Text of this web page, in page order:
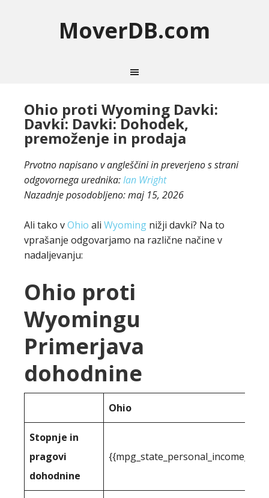
MoverDB.com
Ohio proti Wyoming Davki:
Davki: Davki: Dohodek,
premoženje in prodaja
Prvotno napisano v angleščini in preverjeno s strani
odgovornega urednika:Ian Wright
Nazadnje posodobljeno:maj 15, 2026
Ali tako vOhio ali Wyoming nižji davki? Na to
vprašanje odgovarjamo na različne načine v
nadaljevanju:
Ohio proti
Wyomingu
Primerjava
dohodnine
Ohio
Stopnje in
pragovi
dohodnine
{{mpg_state_personal_income_tax